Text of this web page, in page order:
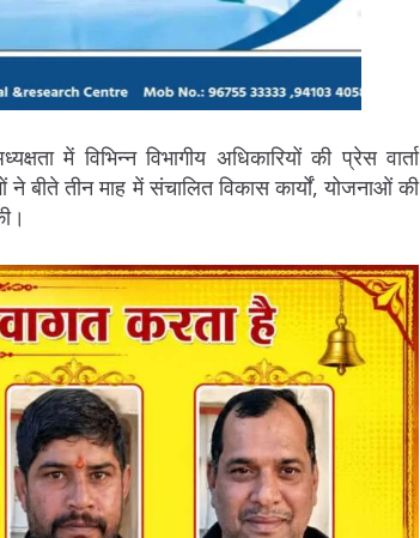
में विभिन्न विभागीय अधिकारियों की प्रेस वार्ता
तीन माह में संचालित विकास कार्यों, योजनाओं की